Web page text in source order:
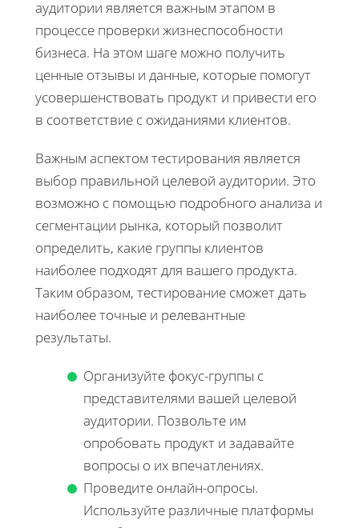
аудитории является важным этапом в
процессе проверки жизнеспособности
бизнеса. На этом шаге можно получить
ценные отзывы и данные, которые помогут
усовершенствовать продукт и привести его
в соответствие с ожиданиями клиентов.
Важным аспектом тестирования является
выбор правильной целевой аудитории. Это
возможно с помощью подробного анализа и
сегментации рынка, который позволит
определить, какие группы клиентов
наиболее подходят для вашего продукта.
Таким образом, тестирование сможет дать
наиболее точные и релевантные
результаты.
Организуйте фокус-группы с
представителями вашей целевой
аудитории. Позвольте им
опробовать продукт и задавайте
вопросы о их впечатлениях.
Проведите онлайн-опросы.
Используйте различные платформы